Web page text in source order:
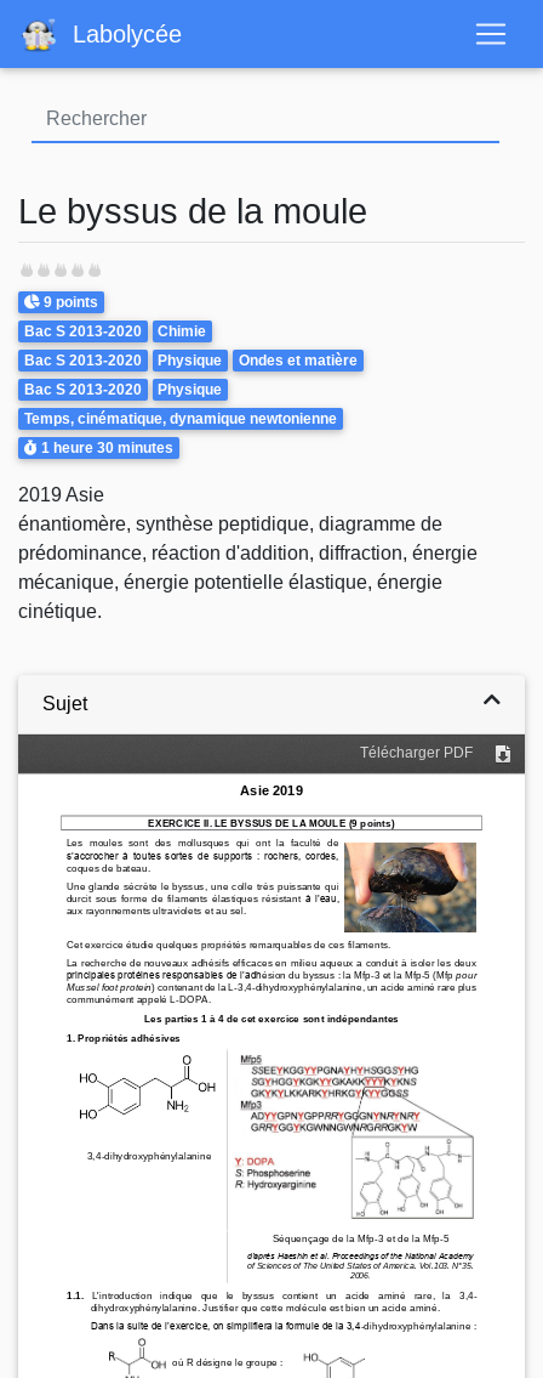
contenu
Labolycée
Le byssus de la moule
Points
9 points
Theme
Bac S 2013-2020
Chimie
Bac S 2013-2020
Physique
Ondes et matière
Bac S 2013-2020
Physique
Temps, cinématique, dynamique newtonienne
Durée
1 heure 30 minutes
2019 Asie
énantiomère, synthèse peptidique, diagramme de
prédominance, réaction d'addition, diffraction, énergie
mécanique, énergie potentielle élastique, énergie
cinétique.
Sujet